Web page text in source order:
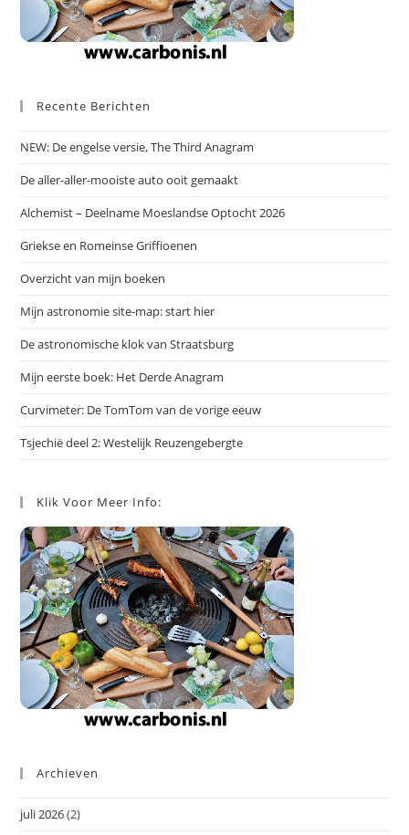
Recente Berichten
NEW: De engelse versie, The Third Anagram
De aller-aller-mooiste auto ooit gemaakt
Alchemist – Deelname Moeslandse Optocht 2026
Griekse en Romeinse Griffioenen
Overzicht van mijn boeken
Mijn astronomie site-map: start hier
De astronomische klok van Straatsburg
Mijn eerste boek: Het Derde Anagram
Curvimeter: De TomTom van de vorige eeuw
Tsjechië deel 2: Westelijk Reuzengebergte
Klik Voor Meer Info:
Archieven
juli 2026(2)